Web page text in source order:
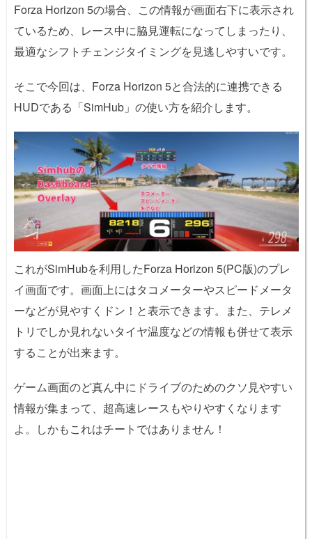
Forza Horizon 5の場合、この情報が画面右下に表示され
ているため、レース中に脇見運転になってしまったり、
最適なシフトチェンジタイミングを見逃しやすいです。
そこで今回は、Forza Horizon 5と合法的に連携できる
HUDである「SimHub」の使い方を紹介します。
これがSimHubを利用したForza Horizon 5(PC版)のプレ
イ画面です。画面上にはタコメーターやスピードメータ
ーなどが見やすくドン！と表示できます。また、テレメ
トリでしか見れないタイヤ温度などの情報も併せて表示
することが出来ます。
ゲーム画面のど真ん中にドライブのためのクソ見やすい
情報が集まって、超高速レースもやりやすくなります
よ。しかもこれはチートではありません！